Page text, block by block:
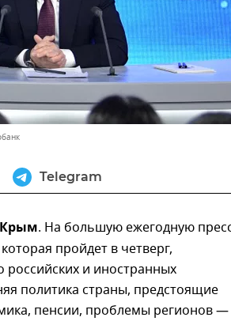
Telegram
. На большую ежегодную
пройдет в четверг,
российских и иностранных
политика страны, предстоящие
пенсии, проблемы регионов —